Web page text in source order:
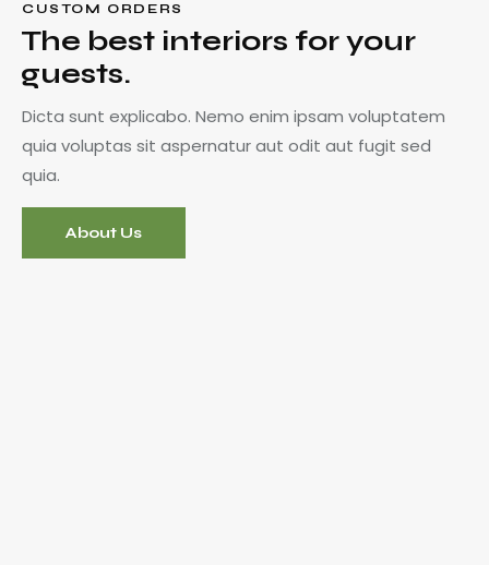
CUSTOM ORDERS
The best interiors for your
guests.
Dicta sunt explicabo. Nemo enim ipsam voluptatem
quia voluptas sit aspernatur aut odit aut fugit sed
quia.
About Us